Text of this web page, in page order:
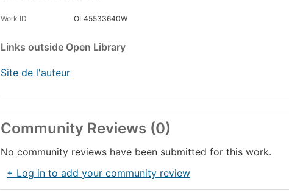
Work ID OL45533640W
Links outside Open Library
Site de l'auteur
Community Reviews (0)
No community reviews have been submitted for this work.
+ Log in to add your community review